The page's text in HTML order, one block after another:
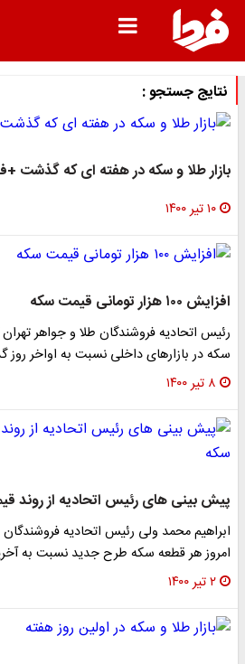
نتایج جستجو :
بازار طلا و سکه در هفته ای که گذشت
۱۰ تیر ۱۴۰۰
افزایش ۱۰۰ هزار تومانی قیمت سکه
رئیس اتحادیه فروشندگان طلا و جواهر
سکه در بازار‌های داخلی نسبت به اواخر روز
۸ تیر ۱۴۰۰
پیش بینی های رئیس اتحادیه از روند
ابراهیم محمد ولی رئیس اتحادیه فروشندگان
امروز هر قطعه سکه طرح جدید نسبت به
۲ تیر ۱۴۰۰